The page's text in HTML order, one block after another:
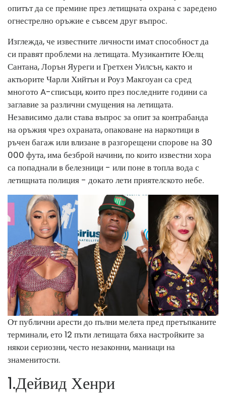
опитът да се премине през летищната охрана с заредено
огнестрелно оръжие е съвсем друг въпрос.
Изглежда, че известните личности имат способност да
си правят проблеми на летищата. Музикантите Юелц
Сантана, Лорън Яуреги и Гретхен Уилсън, както и
актьорите Чарли Хийтън и Роуз Макгоуан са сред
многото A-списъци, които през последните години са
заглавие за различни смущения на летищата.
Независимо дали става въпрос за опит за контрабанда
на оръжия чрез охраната, опаковане на наркотици в
ръчен багаж или влизане в разгорещени спорове на 30
000 фута, има безброй начини, по които известни хора
са попаднали в белезници - или поне в топла вода с
летищната полиция - докато лети приятелското небе.
От публични арести до пълни мелета пред претъпканите
терминали, ето 12 пъти летищата бяха настройките за
някои сериозни, често незаконни, маниаци на
знаменитости.
1.Дейвид Хенри